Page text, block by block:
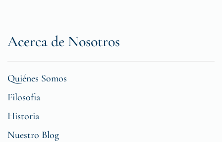
Acerca de Nosotros
Quiénes Somos
Filosofia
Historia
Nuestro Blog